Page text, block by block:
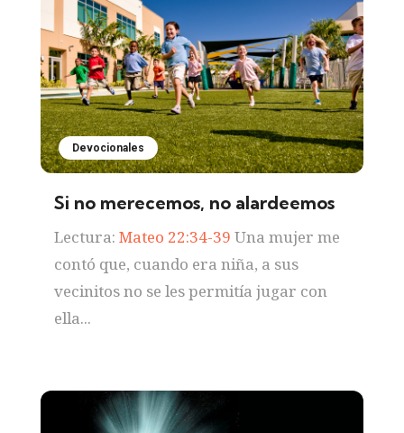
Devocionales
Si no merecemos, no alardeemos
Lectura: Mateo 22:34-39 Una mujer me
contó que, cuando era niña, a sus
vecinitos no se les permitía jugar con
ella...